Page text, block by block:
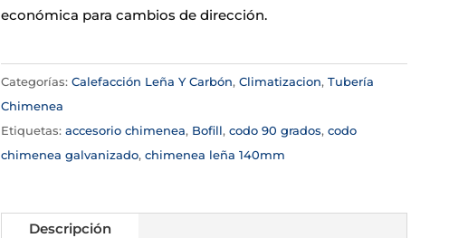
económica para cambios de dirección.
Categorías: Calefacción Leña Y Carbón, Climatizacion, Tubería
Chimenea
Etiquetas: accesorio chimenea, Bofill, codo 90 grados, codo
chimenea galvanizado, chimenea leña 140mm
Descripción